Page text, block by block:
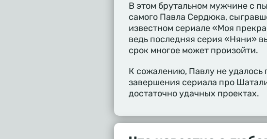
В этом брутальном мужчине с
самого Павла Сердюка,
известном сериале «Моя
ведь последняя серия «Няни»
срок многое может произойти.
К сожалению, Павлу не удалось
завершения сериала про
достаточно удачных проектах.